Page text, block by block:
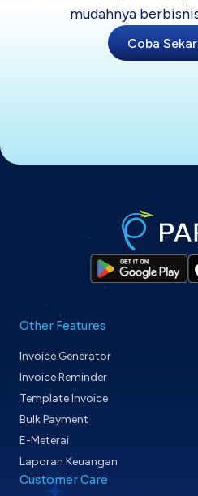
mudahnya
Coba
Other Features
Invoice Generator
Invoice Reminder
Template Invoice
Bulk Payment
E-Meterai
Laporan Keuangan
Customer Care